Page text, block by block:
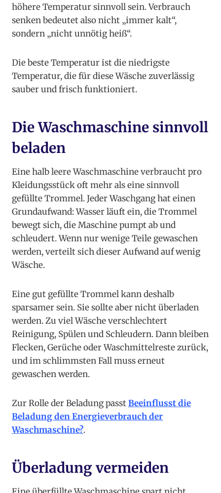
höhere Temperatur sinnvoll sein. Verbrauch
senken bedeutet also nicht „immer kalt“,
sondern „nicht unnötig heiß“.
Die beste Temperatur ist die niedrigste
Temperatur, die für diese Wäsche zuverlässig
sauber und frisch funktioniert.
Die Waschmaschine sinnvoll
beladen
Eine halb leere Waschmaschine verbraucht pro
Kleidungsstück oft mehr als eine sinnvoll
gefüllte Trommel. Jeder Waschgang hat einen
Grundaufwand: Wasser läuft ein, die Trommel
bewegt sich, die Maschine pumpt ab und
schleudert. Wenn nur wenige Teile gewaschen
werden, verteilt sich dieser Aufwand auf wenig
Wäsche.
Eine gut gefüllte Trommel kann deshalb
sparsamer sein. Sie sollte aber nicht überladen
werden. Zu viel Wäsche verschlechtert
Reinigung, Spülen und Schleudern. Dann bleiben
Flecken, Gerüche oder Waschmittelreste zurück,
und im schlimmsten Fall muss erneut
gewaschen werden.
Zur Rolle der Beladung passtBeeinflusst die
Beladung den Energieverbrauch der
Waschmaschine?.
Überladung vermeiden